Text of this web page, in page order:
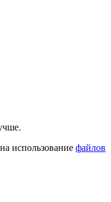
использование файлов